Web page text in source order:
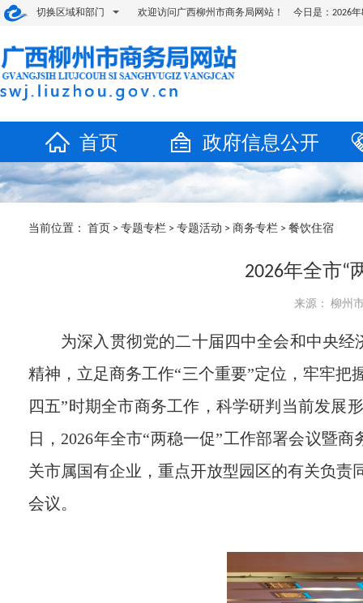
切换区域和部门 欢迎访问广西柳州市商务局网站！ 今日是： 2026
首页 政府信息公开
当前位置： 首页 > 专题专栏 > 专题活动 > 商务专栏 > 餐饮住宿
2026年全市“
来源： 柳州
为深入贯彻党的二十届四中全会和中央
精神，立足商务工作“三个重要”定位，牢牢把
四五”时期全市商务工作，科学研判当前发展
日，2026年全市“两稳一促”工作部署会议暨
关市属国有企业，重点开放型园区的有关负责
会议。